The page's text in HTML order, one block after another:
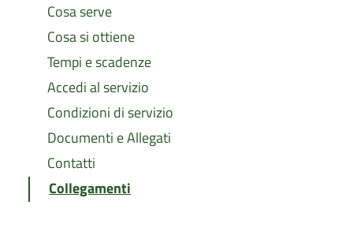
Cosa serve
Cosa si ottiene
Tempi e scadenze
Accedi al servizio
Condizioni di servizio
Documenti e Allegati
Contatti
Collegamenti